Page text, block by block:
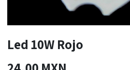
Led 10W Rojo